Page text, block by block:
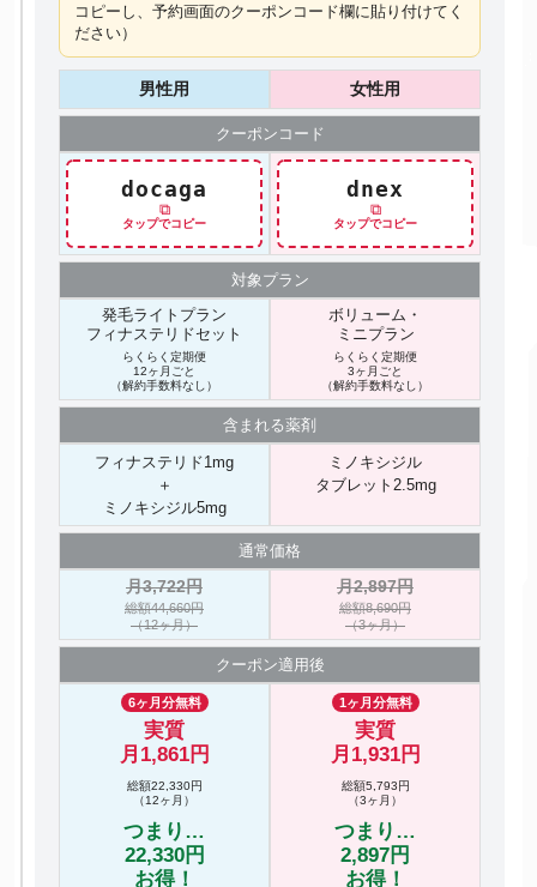
コピーし、予約画面のクーポンコード欄に貼り付けてく
ださい）
男性用 女性用
クーポン コード
docaga
⧉
タップでコピー
dnex
⧉
タップでコピー
対象プラン
発毛ライトプラン
フィナステリドセット
らくらく定期便
12ヶ月ごと
（解約手数料なし）
ボリューム・
ミニプラン
らくらく定期便
3ヶ月ごと
（解約手数料なし）
含まれる薬剤
フィナステリド1mg
＋
ミノキシジル5mg
ミノキシジル
タブレット2.5mg
通常価格
月3,722円
総額44,660円
（12ヶ月）
月2,897円
総額8,690円
（3ヶ月）
クーポン適用後
6ヶ月分無料
実質
月1,861円
総額22,330円
（12ヶ月）
つまり…
22,330円
お得！
1ヶ月分無料
実質
月1,931円
総額5,793円
（3ヶ月）
つまり…
2,897円
お得！